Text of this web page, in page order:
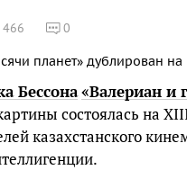
466 0
Бессона«Валериан и
состоялась на
казахстанского